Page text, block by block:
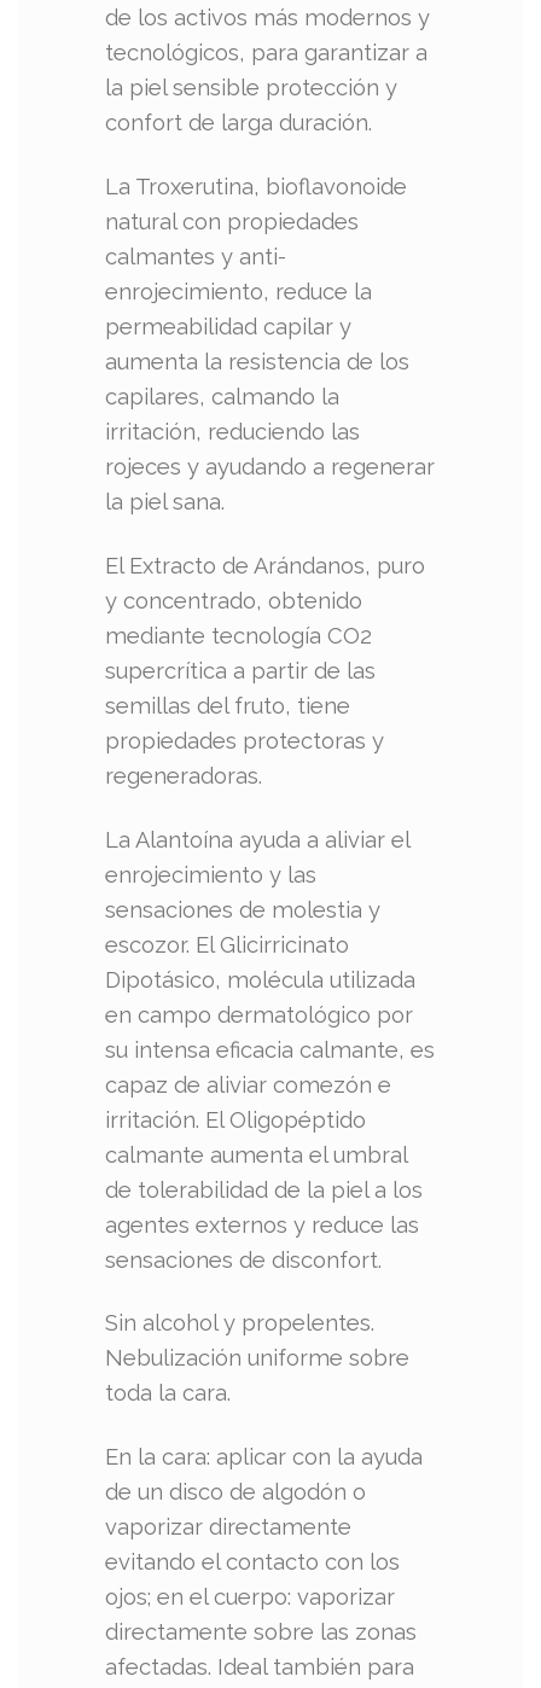
de los activos más modernos y
tecnológicos, para garantizar a
la piel sensible protección y
confort de larga duración.
La Troxerutina, bioflavonoide
natural con propiedades
calmantes y anti-
enrojecimiento, reduce la
permeabilidad capilar y
aumenta la resistencia de los
capilares, calmando la
irritación, reduciendo las
rojeces y ayudando a regenerar
la piel sana.
El Extracto de Arándanos, puro
y concentrado, obtenido
mediante tecnología CO2
supercrítica a partir de las
semillas del fruto, tiene
propiedades protectoras y
regeneradoras.
La Alantoína ayuda a aliviar el
enrojecimiento y las
sensaciones de molestia y
escozor. El Glicirricinato
Dipotásico, molécula utilizada
en campo dermatológico por
su intensa eficacia calmante, es
capaz de aliviar comezón e
irritación. El Oligopéptido
calmante aumenta el umbral
de tolerabilidad de la piel a los
agentes externos y reduce las
sensaciones de disconfort.
Sin alcohol y propelentes.
Nebulización uniforme sobre
toda la cara.
En la cara: aplicar con la ayuda
de un disco de algodón o
vaporizar directamente
evitando el contacto con los
ojos; en el cuerpo: vaporizar
directamente sobre las zonas
afectadas. Ideal también para